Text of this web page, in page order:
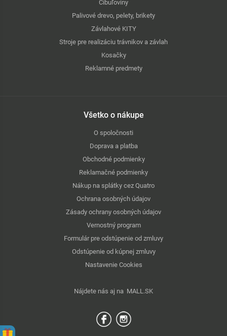
Cibuľoviny
Palivové drevo, pelety, brikety
Závlahové KITY
Stroje pre realizáciu trávnikov a závlah
Kosačky
Reklamné predmety
Všetko o nákupe
O spoločnosti
Doprava a platba
Obchodné podmienky
Reklamačné podmienky
Nákup na splátky cez Quatro
Ochrana osobných údajov
Zásady ochrany osobných údajov
Vernostný program
Formulár pre odstúpenie od zmluvy
Odstúpenie od kúpnej zmluvy
Nastavenie Cookies
Nájdete nás aj na MALL.SK